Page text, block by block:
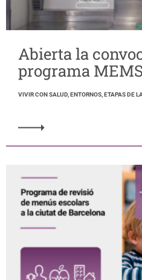
Abierta la
programa
VIVIR CON SALUD, ENTORNOS, ETAPAS DE